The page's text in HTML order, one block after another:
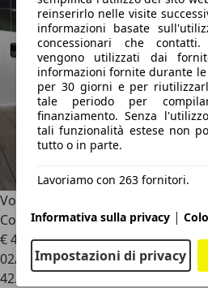
Volvo XC90
Cor
€ 47.7001
02/2024
42.121 km
reinserirlo nelle visite
informazioni basate
concessionari che
vengono utilizzati dai
informazioni fornite durante
per 30 giorni e per
tale periodo per
finanziamento. Senza
tali funzionalità estese non
tutto o in parte.
Lavoriamo con 263 fornitori.
Informativa sulla privacy |
Impostazioni di privacy